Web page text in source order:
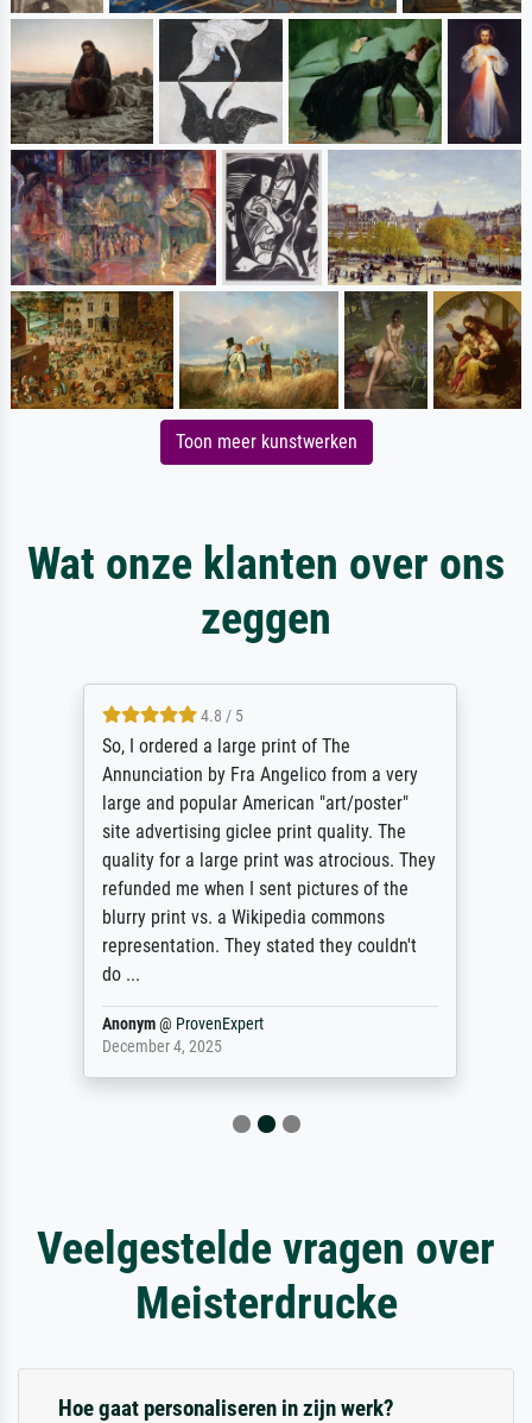
Toon meer kunstwerken
Wat onze klanten over ons
zeggen
4.8 / 5
So, I ordered a large print of The
Annunciation by Fra Angelico from a very
large and popular American "art/poster"
site advertising giclee print quality. The
quality for a large print was atrocious. They
refunded me when I sent pictures of the
blurry print vs. a Wikipedia commons
representation. They stated they couldn't
do ...
Anonym@ ProvenExpert
December 4, 2025
Veelgestelde vragen over
Meisterdrucke
Hoe gaat personaliseren in zijn werk?